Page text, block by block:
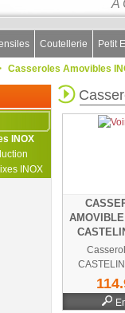
A
Coutellerie Petit
Casseroles Amovibles
INOX
INOX